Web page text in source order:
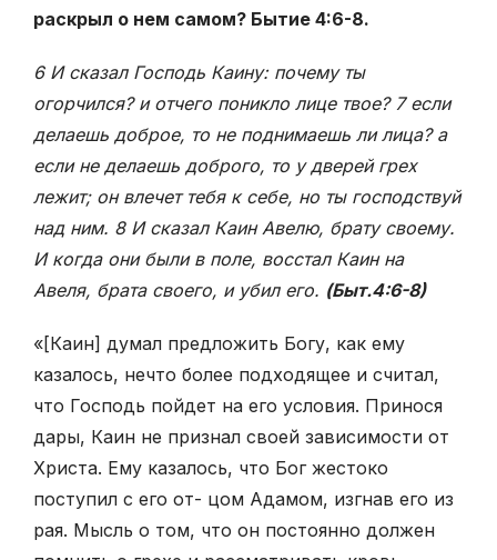
раскрыл о нем самом? Бытие 4:6-8.
6 И сказал Господь Каину: почему ты
огорчился? и отчего поникло лице твое? 7 если
делаешь доброе, то не поднимаешь ли лица? а
если не делаешь доброго, то у дверей грех
лежит; он влечет тебя к себе, но ты господствуй
над ним. 8 И сказал Каин Авелю, брату своему.
И когда они были в поле, восстал Каин на
Авеля, брата своего, и убил его. (Быт.4:6-8)
«[Каин] думал предложить Богу, как ему
казалось, нечто более подходящее и считал,
что Господь пойдет на его условия. Принося
дары, Каин не признал своей зависимости от
Христа. Ему казалось, что Бог жестоко
поступил с его от- цом Адамом, изгнав его из
рая. Мысль о том, что он постоянно должен